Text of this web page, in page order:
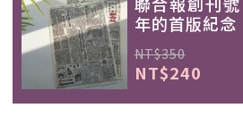
年的首版紀念
NT$350
NT$240